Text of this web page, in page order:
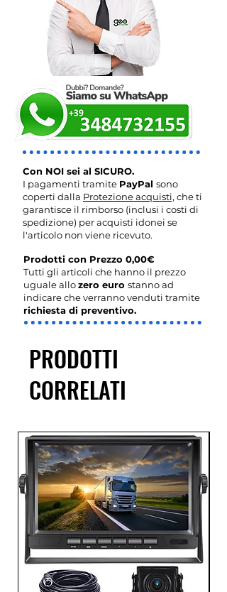
Con NOI sei al SICURO.
I pagamenti tramite PayPal sono
coperti dalla Protezione acquisti, che ti
garantisce il rimborso (inclusi i costi di
spedizione) per acquisti idonei se
l'articolo non viene ricevuto.
Prodotti con Prezzo 0,00€
Tutti gli articoli che hanno il prezzo
uguale allozero euro stanno ad
indicare che verranno venduti tramite
richiesta di preventivo.
PRODOTTI
CORRELATI